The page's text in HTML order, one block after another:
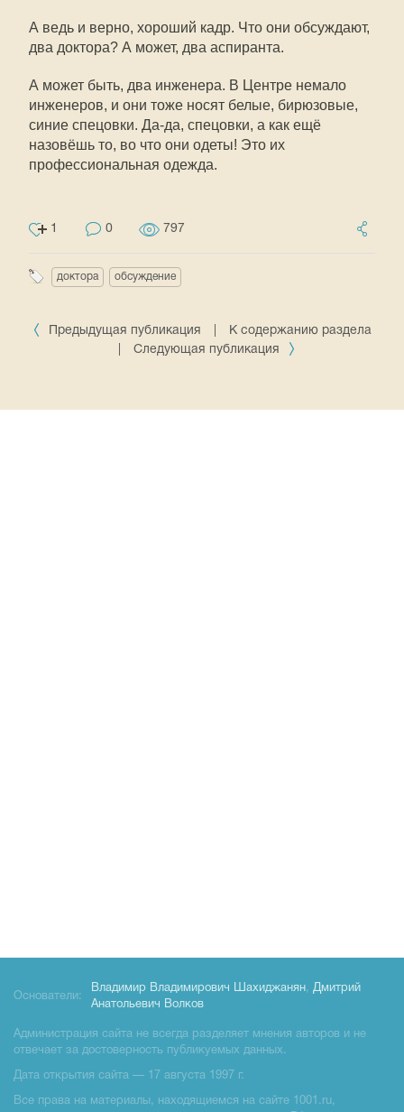
А ведь и верно, хороший кадр. Что они обсуждают,
два доктора? А может, два аспиранта.
А может быть, два инженера. В Центре немало
инженеров, и они тоже носят белые, бирюзовые,
синие спецовки. Да-да, спецовки, а как ещё
назовёшь то, во что они одеты! Это их
профессиональная одежда.
1 0 797
доктора обсуждение
Предыдущая публикация
К содержанию раздела
Следующая публикация
Основатели:
Владимир Владимирович Шахиджанян, Дмитрий
Анатольевич Волков
Администрация сайта не всегда разделяет мнения авторов и не
отвечает за достоверность публикуемых данных.
Дата открытия сайта — 17 августа 1997 г.
Все права на материалы, находящиемся на сайте 1001.ru,